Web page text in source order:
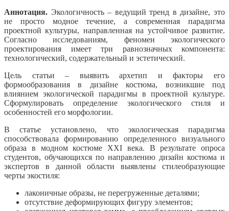
Аннотация. Экологичность – ведущий тренд в дизайне, это
не просто модное течение, а современная парадигма
проектной культуры, направленная на устойчивое развитие.
Согласно исследованиям, феномен экологического
проектирования имеет три равнозначных компонента:
технологический, содержательный и эстетический.
Цель статьи – выявить архетип и факторы его
формообразования в дизайне костюма, возникшие под
влиянием экологической парадигмы в проектной культуре.
Сформулировать определение экологического стиля и
особенностей его морфологии.
В статье установлено, что экологическая парадигма
способствовала формированию определенного визуального
образа в модном костюме XXI века. В результате опроса
студентов, обучающихся по направлению дизайн костюма и
экспертов в данной области выявлены стилеобразующие
черты экостиля:
лаконичные образы, не перегруженные деталями;
отсутствие деформирующих фигуру элементов;